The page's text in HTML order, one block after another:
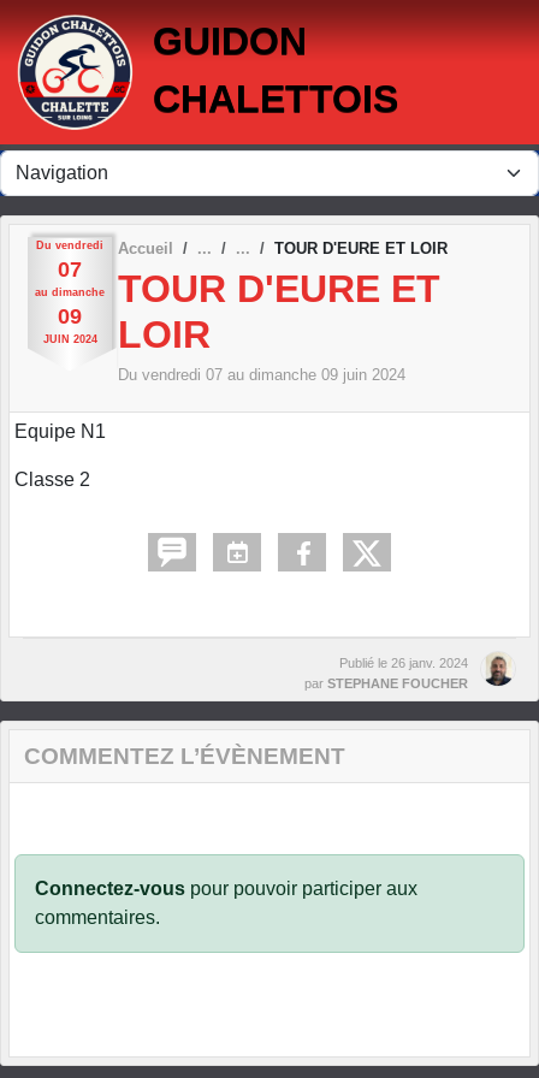
GUIDON
CHALETTOIS
Du vendredi
07
au dimanche
09
JUIN 2024
Accueil TOUR D'EURE ET LOIR
TOUR D'EURE ET
LOIR
Du vendredi 07 au dimanche 09 juin 2024
Equipe N1
Classe 2
Publié le 26 janv. 2024
par STEPHANE FOUCHER
COMMENTEZ L’ÉVÈNEMENT
Connectez-vous pour pouvoir participer aux
commentaires.
Panneau de gestion des cookies